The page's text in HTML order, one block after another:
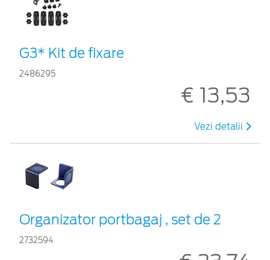
G3* Kit de fixare
2486295
€ 13,53
Vezi detalii
Organizator portbagaj , set de 2
2732594